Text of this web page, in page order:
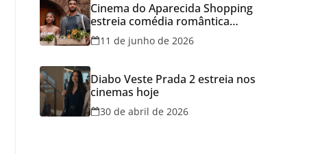
Cinema do Aparecida Shopping
estreia comédia romântica
ambientada na Itália, hoje e
lança promoção para o Dia dos
11 de junho de 2026
Diabo Veste Prada 2 estreia nos
cinemas hoje
30 de abril de 2026